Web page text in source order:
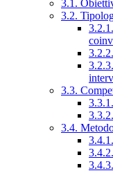
3.1.
3.2.
3.3.
3.4.